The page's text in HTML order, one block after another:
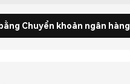
Chuyển khoản ngân hàng